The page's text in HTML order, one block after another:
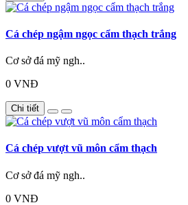
Cá chép ngậm ngọc cẩm thạch trắng
Cơ sở đá mỹ ngh..
0 VNĐ
Chi tiết
Cá chép vượt vũ môn cẩm thạch
Cơ sở đá mỹ ngh..
0 VNĐ